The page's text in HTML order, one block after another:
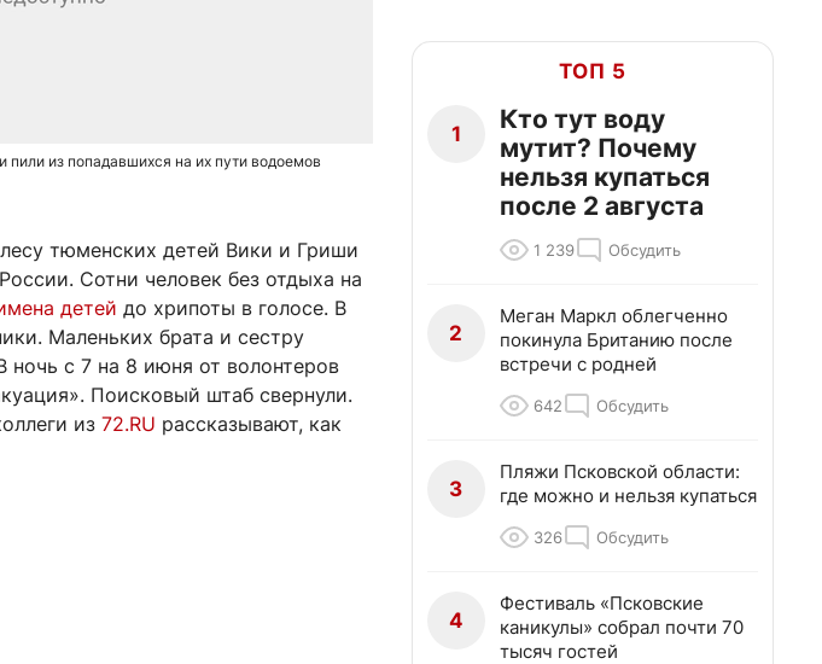
из попадавшихся на их пути водоемов
тюменских детей Вики и Гриши
Сотни человек без отдыха на
детей до хрипоты в голосе. В
Маленьких брата и сестру
с 7 на 8 июня от волонтеров
Поисковый штаб свернули.
из 72.RU рассказывают, как
ТОП 5
1
Кто тут воду
мутит? Почему
нельзя купаться
после 2 августа
1 239 Обсудить
2
Меган Маркл облегченно
покинула Британию после
встречи с родней
642 Обсудить
3
Пляжи Псковской области:
где можно и нельзя купаться
326 Обсудить
4
Фестиваль «Псковские
каникулы» собрал почти 70
тысяч гостей